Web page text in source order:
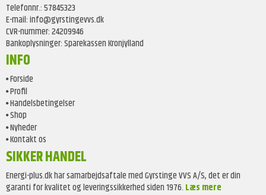
Telefonnr.:57845323
E-mail:info@gyrstingevvs.dk
CVR-nummer:24209946
Bankoplysninger:Sparekassen Kronjylland
INFO
Forside
Profil
Handelsbetingelser
Shop
Nyheder
Kontakt os
SIKKER HANDEL
Energi-plus.dk har samarbejdsaftale med Gyrstinge VVS A/S, det er din
garanti for kvalitet og leveringssikkerhed siden 1976. Læs mere